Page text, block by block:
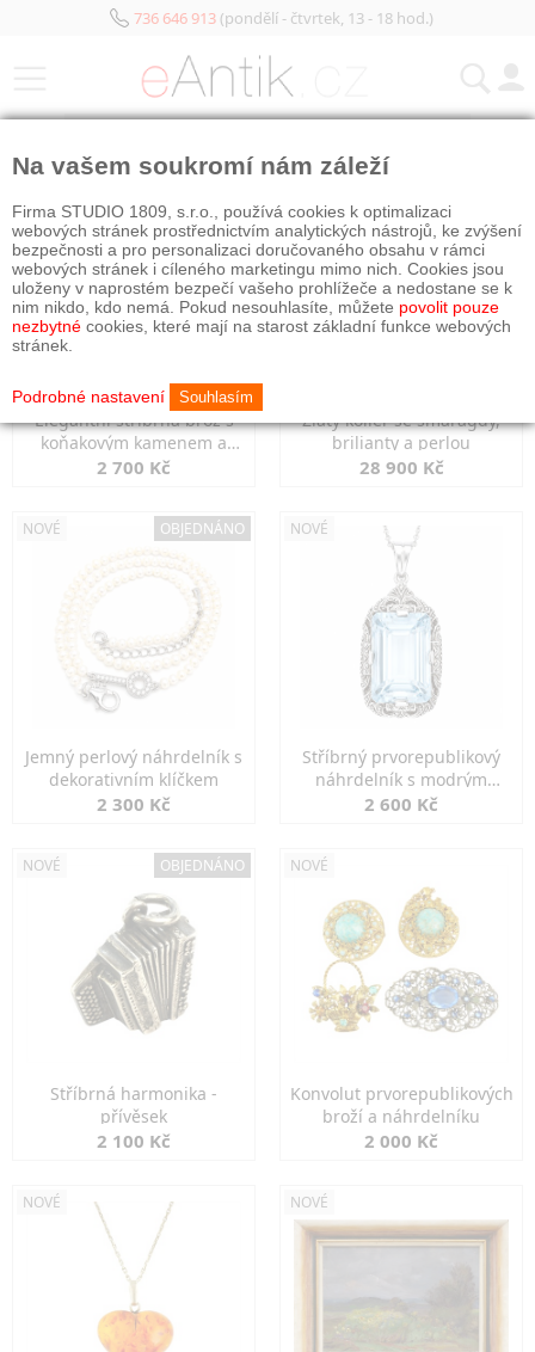
736 646 913(pondělí - čtvrtek, 13 - 18 hod.)
Elegantní stříbrná brož s
koňakovým kamenem a
markazity
2 700 Kč
Zlatý kolier se smaragdy,
brilianty a perlou
28 900 Kč
NOVÉ OBJEDNÁNO
Jemný perlový náhrdelník s
dekorativním klíčkem
2 300 Kč
NOVÉ
Stříbrný prvorepublikový
náhrdelník s modrým
spinelem
2 600 Kč
NOVÉ OBJEDNÁNO
Stříbrná harmonika -
přívěsek
2 100 Kč
NOVÉ
Konvolut prvorepublikových
broží a náhrdelníku
2 000 Kč
NOVÉ NOVÉ
Na vašem soukromí nám záleží
Firma STUDIO 1809, s.r.o., používá cookies k optimalizaci
webových stránek prostřednictvím analytických nástrojů, ke zvýšení
bezpečnosti a pro personalizaci doručovaného obsahu v rámci
webových stránek i cíleného marketingu mimo nich. Cookies jsou
uloženy v naprostém bezpečí vašeho prohlížeče a nedostane se k
nim nikdo, kdo nemá. Pokud nesouhlasíte, můžete povolit pouze
nezbytné cookies, které mají na starost základní funkce webových
stránek.
Podrobné nastavení Souhlasím